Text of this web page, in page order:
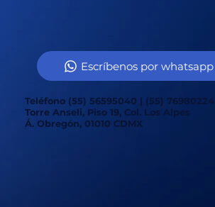
Escríbenos por whatsapp
Teléfono (55) 56595040 | (55) 76980224
Torre Anseli, Piso 19, Col. Los Alpes
Á. Obregón, 01010 CDMX